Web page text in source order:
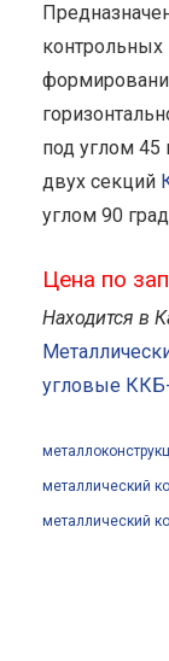
контрольных
под углом 45
двух секций
углом 90
Цена по
Находится в
угловые
металлический
металлический